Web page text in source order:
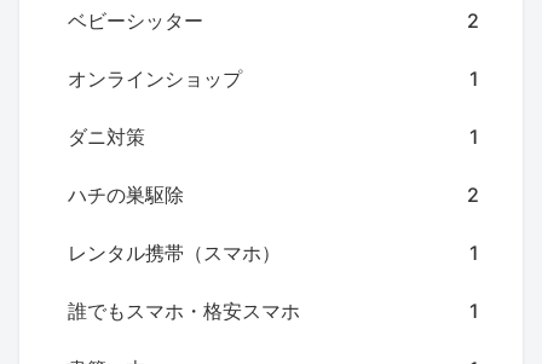
ベビーシッター 2
オンラインショップ 1
ダニ対策 1
ハチの巣駆除 2
レンタル携帯（スマホ） 1
誰でもスマホ・格安スマホ 1